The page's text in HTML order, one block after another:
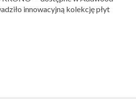
innowacyjną kolekcję płyt